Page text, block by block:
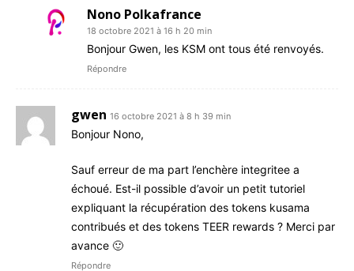
Nono Polkafrance
18 octobre 2021 à 16 h 20 min
Bonjour Gwen, les KSM ont tous été renvoyés.
Répondre
gwen 16 octobre 2021 à 8 h 39 min
Bonjour Nono,
Sauf erreur de ma part l’enchère integritee a
échoué. Est-il possible d’avoir un petit tutoriel
expliquant la récupération des tokens kusama
contribués et des tokens TEER rewards ? Merci par
avance 🙂
Répondre